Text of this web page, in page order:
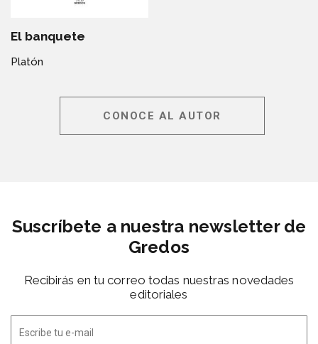
El banquete
Platón
CONOCE AL AUTOR
Suscríbete a nuestra newsletter de
Gredos
Recibirás en tu correo todas nuestras novedades
editoriales